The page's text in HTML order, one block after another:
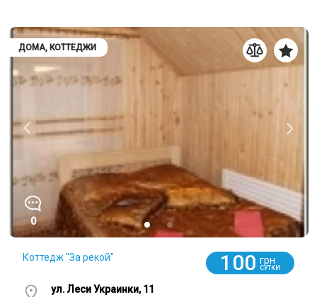
ДОМА, КОТТЕДЖИ
0
Коттедж "За рекой" 100 грн
СУТКИ
ул. Леси Украинки, 11